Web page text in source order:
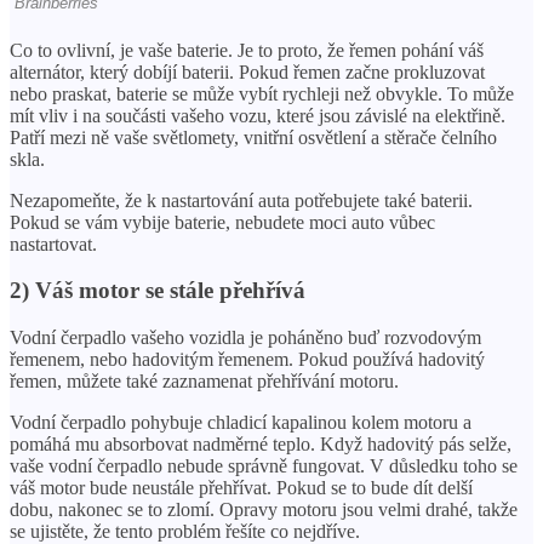
Co to ovlivní, je vaše baterie. Je to proto, že řemen pohání váš
alternátor, který dobíjí baterii. Pokud řemen začne prokluzovat
nebo praskat, baterie se může vybít rychleji než obvykle. To může
mít vliv i na součásti vašeho vozu, které jsou závislé na elektřině.
Patří mezi ně vaše světlomety, vnitřní osvětlení a stěrače čelního
skla.
Nezapomeňte, že k nastartování auta potřebujete také baterii.
Pokud se vám vybije baterie, nebudete moci auto vůbec
nastartovat.
2) Váš motor se stále přehřívá
Vodní čerpadlo vašeho vozidla je poháněno buď rozvodovým
řemenem, nebo hadovitým řemenem. Pokud používá hadovitý
řemen, můžete také zaznamenat přehřívání motoru.
Vodní čerpadlo pohybuje chladicí kapalinou kolem motoru a
pomáhá mu absorbovat nadměrné teplo. Když hadovitý pás selže,
vaše vodní čerpadlo nebude správně fungovat. V důsledku toho se
váš motor bude neustále přehřívat. Pokud se to bude dít delší
dobu, nakonec se to zlomí. Opravy motoru jsou velmi drahé, takže
se ujistěte, že tento problém řešíte co nejdříve.